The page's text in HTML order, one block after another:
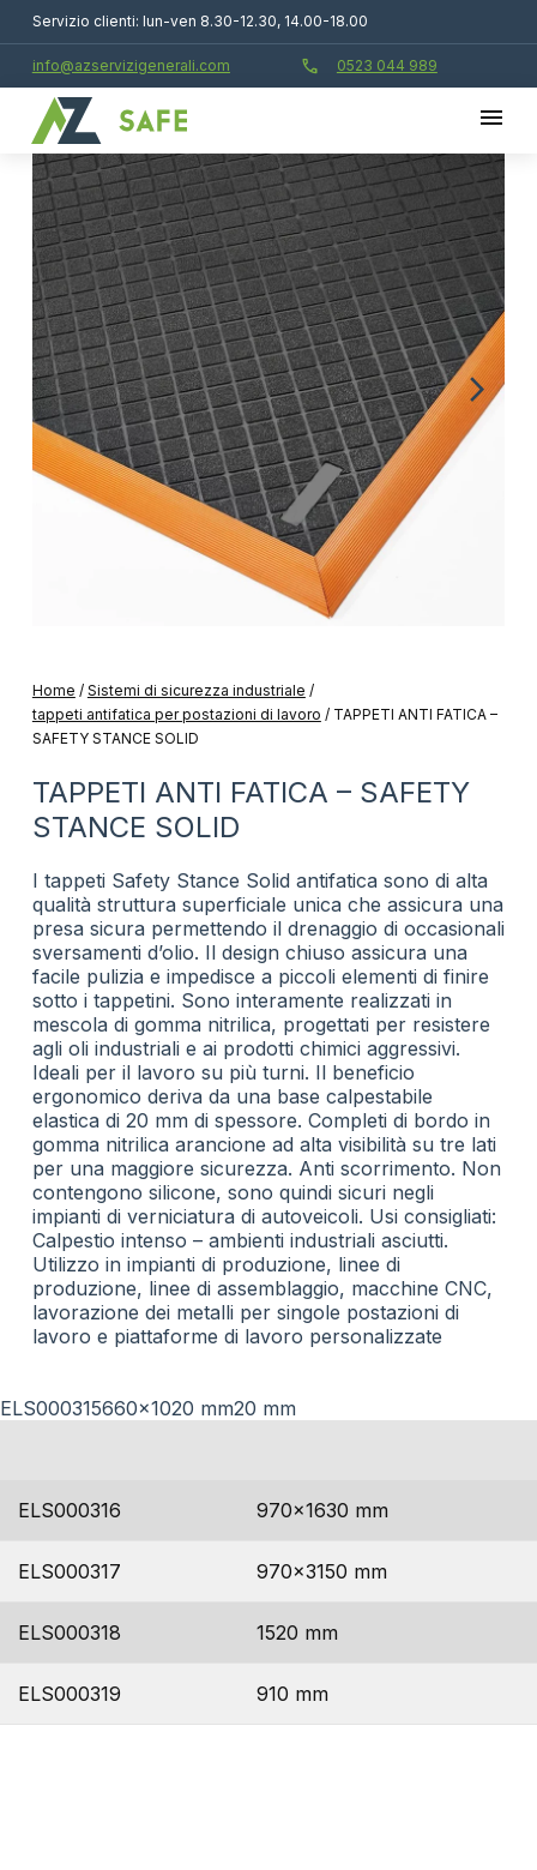
Servizio clienti: lun-ven 8.30-12.30, 14.00-18.00
info@azservizigenerali.com call 0523 044 989
Home / Sistemi di sicurezza industriale /
tappeti antifatica per postazioni di lavoro / TAPPETI ANTI FATICA –
SAFETY STANCE SOLID
TAPPETI ANTI FATICA – SAFETY
STANCE SOLID
I tappeti Safety Stance Solid antifatica sono di alta
qualità struttura superficiale unica che assicura una
presa sicura permettendo il drenaggio di occasionali
sversamenti d’olio. Il design chiuso assicura una
facile pulizia e impedisce a piccoli elementi di finire
sotto i tappetini. Sono interamente realizzati in
mescola di gomma nitrilica, progettati per resistere
agli oli industriali e ai prodotti chimici aggressivi.
Ideali per il lavoro su più turni. Il beneficio
ergonomico deriva da una base calpestabile
elastica di 20 mm di spessore. Completi di bordo in
gomma nitrilica arancione ad alta visibilità su tre lati
per una maggiore sicurezza. Anti scorrimento. Non
contengono silicone, sono quindi sicuri negli
impianti di verniciatura di autoveicoli. Usi consigliati:
Calpestio intenso – ambienti industriali asciutti.
Utilizzo in impianti di produzione, linee di
produzione, linee di assemblaggio, macchine CNC,
lavorazione dei metalli per singole postazioni di
lavoro e piattaforme di lavoro personalizzate
ELS000315660x1020 mm20 mm
ELS000316 970×1630 mm
ELS000317 970×3150 mm
ELS000318 1520 mm
ELS000319 910 mm